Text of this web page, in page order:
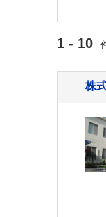
1 - 10
株